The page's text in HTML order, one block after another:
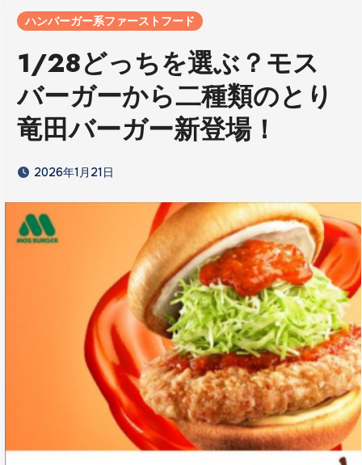
ハンバーガー系ファーストフード
1/28どっちを選ぶ？モス
バーガーから二種類のとり
竜田バーガー新登場！
2026年1月21日